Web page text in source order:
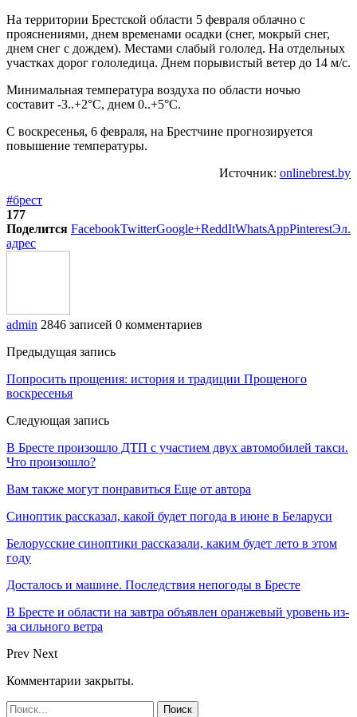
На территории Брестской области 5 февраля облачно с
прояснениями, днем временами осадки (снег, мокрый снег,
днем снег с дождем). Местами слабый гололед. На отдельных
участках дорог гололедица. Днем порывистый ветер до 14 м/с.
Минимальная температура воздуха по области ночью
составит -3..+2°С, днем 0..+5°С.
С воскресенья, 6 февраля, на Брестчине прогнозируется
повышение температуры.
Источник: onlinebrest.by
#брест
177
Поделится FacebookTwitterGoogle+ReddItWhatsAppPinterestЭл.
адрес
admin 2846 записей 0 комментариев
Предыдущая запись
Попросить прощения: история и традиции Прощеного
воскресенья
Следующая запись
В Бресте произошло ДТП с участием двух автомобилей такси.
Что произошло?
Вам также могут понравиться Еще от автора
Синоптик рассказал, какой будет погода в июне в Беларуси
Белорусские синоптики рассказали, каким будет лето в этом
году
Досталось и машине. Последствия непогоды в Бресте
В Бресте и области на завтра объявлен оранжевый уровень из-
за сильного ветра
Prev Next
Комментарии закрыты.